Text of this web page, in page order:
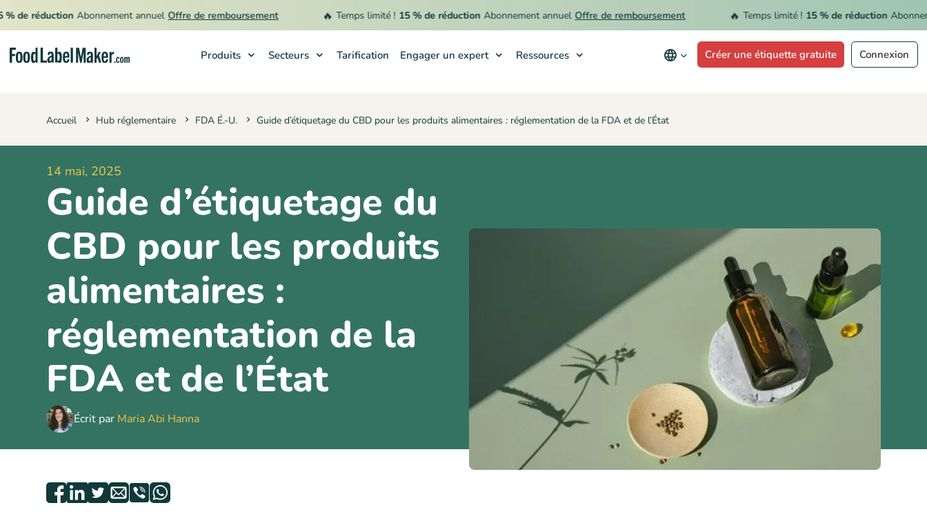
réduction Abonnement annuel Offre de remboursement Temps limité ! 15 % de réduction Abonnement annuel Offre de remboursement Temps limité ! 15 % de réduction Abonnement
Produits Secteurs Tarification Engager un expert Ressources Créer une étiquette gratuite Connexion
Accueil Hub réglementaire FDA É.-U. Guide d’étiquetage du CBD pour les produits alimentaires : réglementation de la FDA et de l’État
14 mai, 2025
Guide d’étiquetage du
CBD pour les produits
alimentaires :
réglementation de la
FDA et de l’État
Écrit par Maria Abi Hanna
Secteurs
Engager un expert
Ressources